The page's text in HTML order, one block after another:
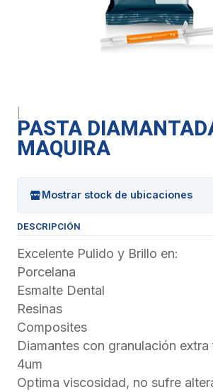
PASTA
MAQUIRA
Mostrar stock de ubicaciones
DESCRIPCIÓN
Excelente Pulido y Brillo en:
Porcelana
Esmalte Dental
Resinas
Composites
Diamantes con granulación
4um
Optima viscosidad, no sufre